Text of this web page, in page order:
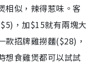
相似，辣得惹味。客
，加$15就有兩塊大
款招牌雞撈麵($28)，
想食雞煲都可以試試